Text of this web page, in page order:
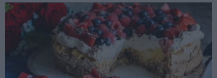
Hopp
hovedinnhold